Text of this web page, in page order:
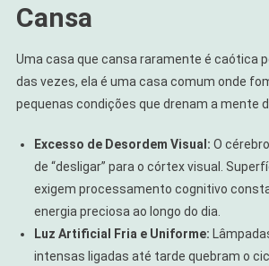
Cansa
Uma casa que cansa raramente é caótica
das vezes, ela é uma casa comum onde
pequenas condições que drenam a mente
Excesso de Desordem Visual: O
de “desligar” para o córtex visual.
exigem processamento cognitivo
energia preciosa ao longo do dia.
Luz Artificial Fria e Uniforme:
intensas ligadas até tarde quebram o